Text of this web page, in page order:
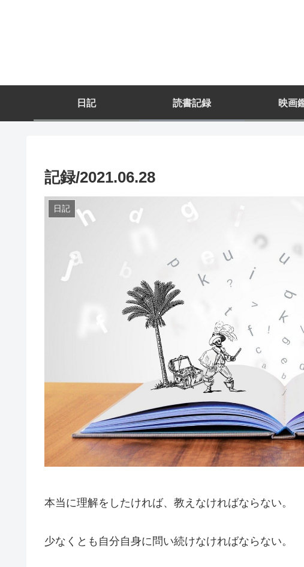
日記 読書記録 映画
記録/2021.06.28
日記
本当に理解をしたければ、教えなければならない。
少なくとも自分自身に問い続けなければならない。